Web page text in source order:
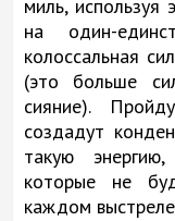
миль, используя
на один-
колоссальная
(это больше
сияние).
создадут
такую
которые не
каждом